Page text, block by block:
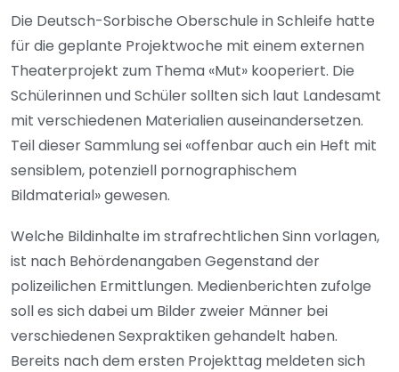
Die Deutsch-Sorbische Oberschule in Schleife hatte
für die geplante Projektwoche mit einem externen
Theaterprojekt zum Thema «Mut» kooperiert. Die
Schülerinnen und Schüler sollten sich laut Landesamt
mit verschiedenen Materialien auseinandersetzen.
Teil dieser Sammlung sei «offenbar auch ein Heft mit
sensiblem, potenziell pornographischem
Bildmaterial» gewesen.
Welche Bildinhalte im strafrechtlichen Sinn vorlagen,
ist nach Behördenangaben Gegenstand der
polizeilichen Ermittlungen. Medienberichten zufolge
soll es sich dabei um Bilder zweier Männer bei
verschiedenen Sexpraktiken gehandelt haben.
Bereits nach dem ersten Projekttag meldeten sich